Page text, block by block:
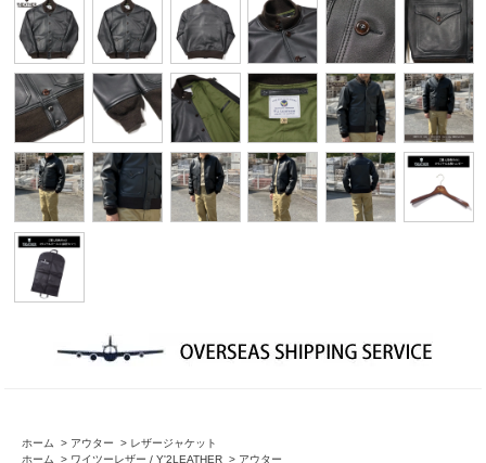
ホーム > アウター > レザージャケット
ホーム
> ワイツーレザー / Y'2LEATHER > アウター